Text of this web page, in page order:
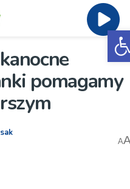
pomagamy
A